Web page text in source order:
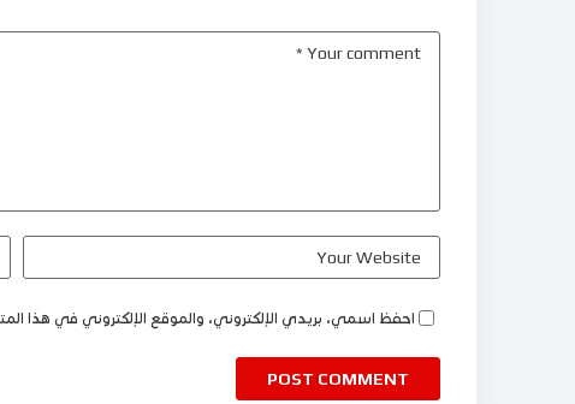
احفظ اسمي، بريدي الإلكتروني، والموقع الإلكتروني في هذا